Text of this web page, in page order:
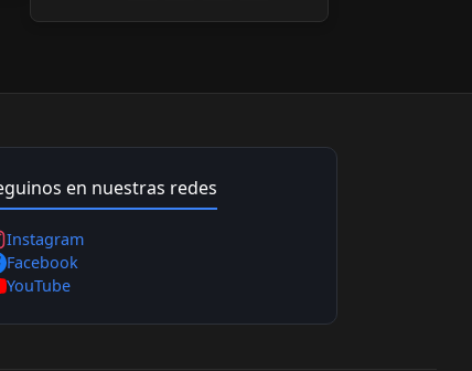
en nuestras redes
Instagram
Facebook
YouTube